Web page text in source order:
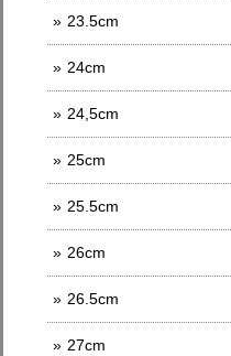
23.5cm
24cm
24,5cm
25cm
25.5cm
26cm
26.5cm
27cm